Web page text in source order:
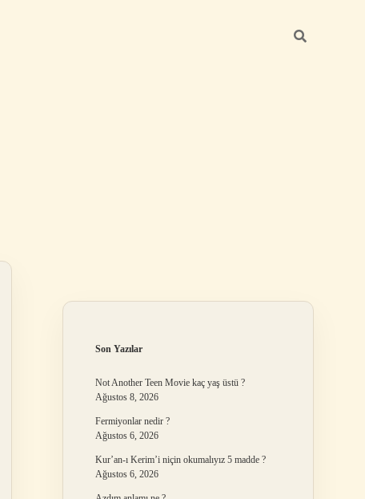
Son Yazılar
Not Another Teen Movie kaç yaş üstü ?
Ağustos 8, 2026
Fermiyonlar nedir ?
Ağustos 6, 2026
Kur’an-ı Kerim’i niçin okumalıyız 5 madde ?
Ağustos 6, 2026